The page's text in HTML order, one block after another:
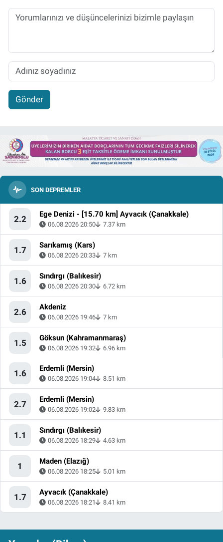
Gönder
SON DEPREMLER
2.2 Ege Denizi - [15.70 km] Ayvacık (Çanakkale)
06.08.2026 20:50 7.37 km
1.7 Sarıkamış (Kars)
06.08.2026 20:33 7 km
1.6 Sındırgı (Balıkesir)
06.08.2026 20:30 6.72 km
2.6 Akdeniz
06.08.2026 19:46 7 km
1.5 Göksun (Kahramanmaraş)
06.08.2026 19:32 6.96 km
1.6 Erdemli (Mersin)
06.08.2026 19:04 8.51 km
2.7 Erdemli (Mersin)
06.08.2026 19:02 9.83 km
1.1 Sındırgı (Balıkesir)
06.08.2026 18:29 4.63 km
1 Maden (Elazığ)
06.08.2026 18:25 5.01 km
1.7 Ayvacık (Çanakkale)
06.08.2026 18:21 8.41 km